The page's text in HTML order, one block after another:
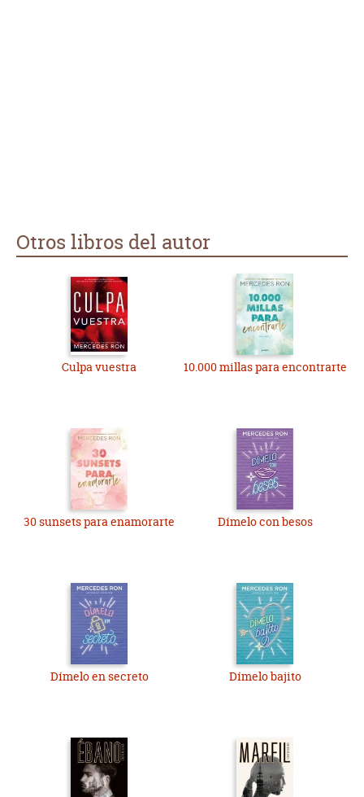
Otros libros del autor
Culpa vuestra 10.000 millas para encontrarte
30 sunsets para enamorarte Dímelo con besos
Dímelo en secreto Dímelo bajito